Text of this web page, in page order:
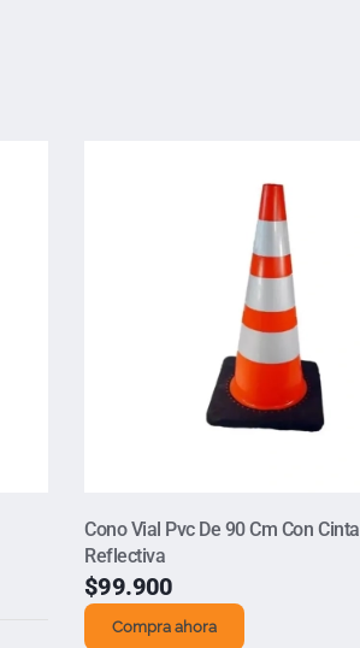
Cono Vial Pvc De 90 Cm Con Cinta
Reflectiva
$99.900
Compra ahora